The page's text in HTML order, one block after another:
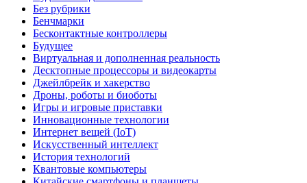
Без рубрики
Бенчмарки
Бесконтактные контроллеры
Будущее
Виртуальная и дополненная реальность
Десктопные процессоры и видеокарты
Джейлбрейк и хакерство
Дроны, роботы и биоботы
Игры и игровые приставки
Инновационные технологии
Интернет вещей (IoT)
Искусственный интеллект
История технологий
Квантовые компьютеры